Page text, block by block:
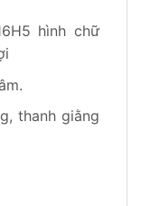
hình chữ
thanh giằng